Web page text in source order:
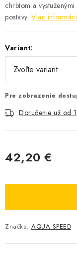
chrbtom a
postavy. Viac
Variant:
Pre zobrazenie
Doručenie už od
42,20 €
Značka: AQUA SPEED